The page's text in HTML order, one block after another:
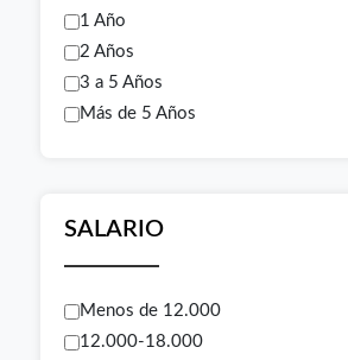
1 Año
2 Años
3 a 5 Años
Más de 5 Años
SALARIO
Menos de 12.000
12.000-18.000